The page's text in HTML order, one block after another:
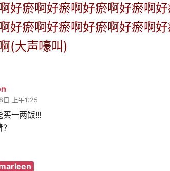
好瘀啊好瘀啊好瘀啊好瘀啊
好瘀啊好瘀啊好瘀啊好瘀啊
(大声嚎叫)
日 上午1:25
买一两饭!!!
?